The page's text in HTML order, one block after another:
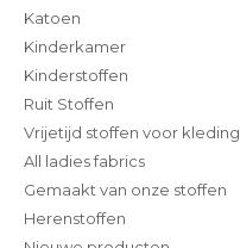
Katoen
Kinderkamer
Kinderstoffen
Ruit Stoffen
Vrijetijd stoffen voor kleding
All ladies fabrics
Gemaakt van onze stoffen
Herenstoffen